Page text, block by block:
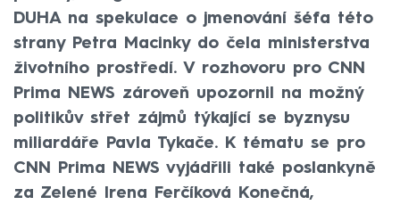
DUHA na spekulace o jmenování šéfa této
strany Petra Macinky do čela ministerstva
životního prostředí. V rozhovoru pro CNN
Prima NEWS zároveň upozornil na možný
politikův střet zájmů týkající se byznysu
miliardáře Pavla Tykače. K tématu se pro
CNN Prima NEWS vyjádřili také poslankyně
za Zelené Irena Ferčíková Konečná,